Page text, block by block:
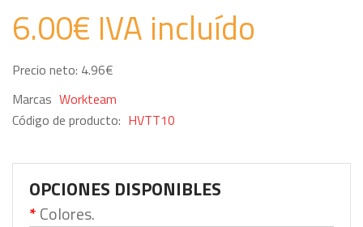
6.00€ IVA incluído
Precio neto: 4.96€
Marcas Workteam
Código de producto: HVTT10
OPCIONES DISPONIBLES
Colores.